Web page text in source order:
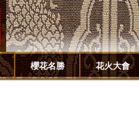
櫻花名勝 花火大會